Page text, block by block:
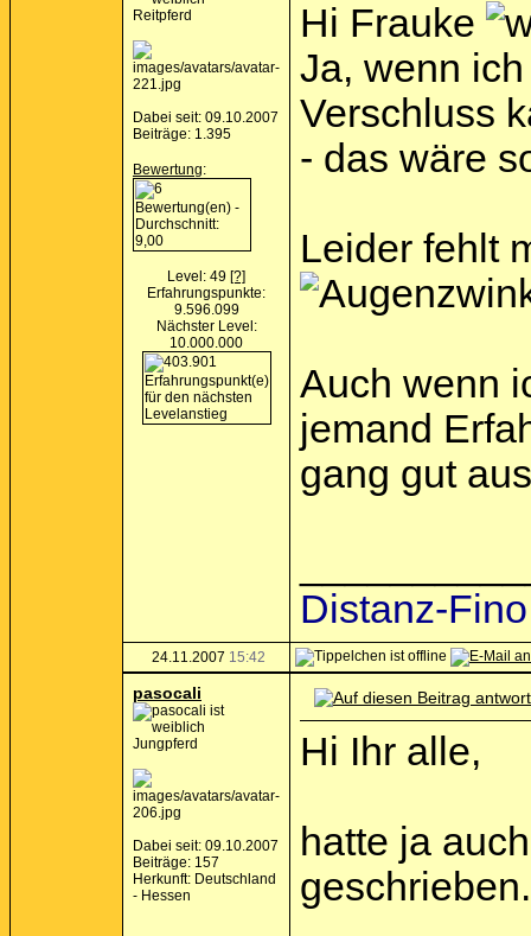
Reitpferd
Dabei seit: 09.10.2007
Beiträge: 1.395
Bewertung:
Level: 49 [?]
Erfahrungspunkte:
9.596.099
Nächster Level:
10.000.000
Hi Frauke
Ja, wenn
Verschluss
- das wäre
Leider fehlt
Auch wenn
jemand
gang gut
Distanz-
24.11.2007 15:42
pasocali
Jungpferd
Dabei seit: 09.10.2007
Beiträge: 157
Herkunft: Deutschland
- Hessen
Hi Ihr alle,
hatte ja